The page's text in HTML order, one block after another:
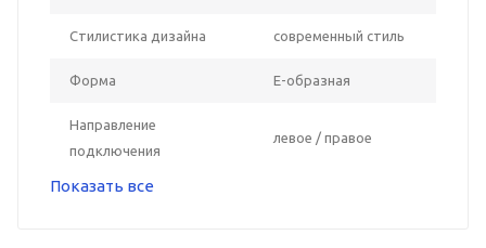
Стилистика дизайна современный стиль
Форма Е-образная
Направление
подключения
левое / правое
Показать все